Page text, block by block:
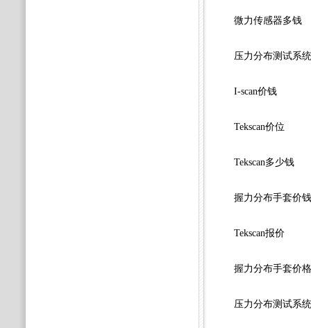
微力传感器多钱
压力分布测试系
I-scan价钱
Tekscan价位
Tekscan多少钱
握力分布手套价钱
Tekscan报价
握力分布手套价
压力分布测试系